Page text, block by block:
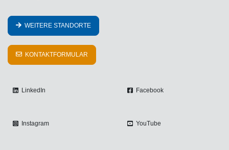
WEITERE STANDORTE
KONTAKTFORMULAR
LinkedIn Facebook
Instagram YouTube